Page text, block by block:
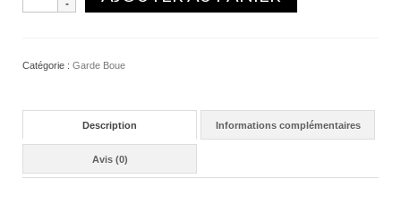
Catégorie : Garde Boue
Description Informations complémentaires
Avis (0)